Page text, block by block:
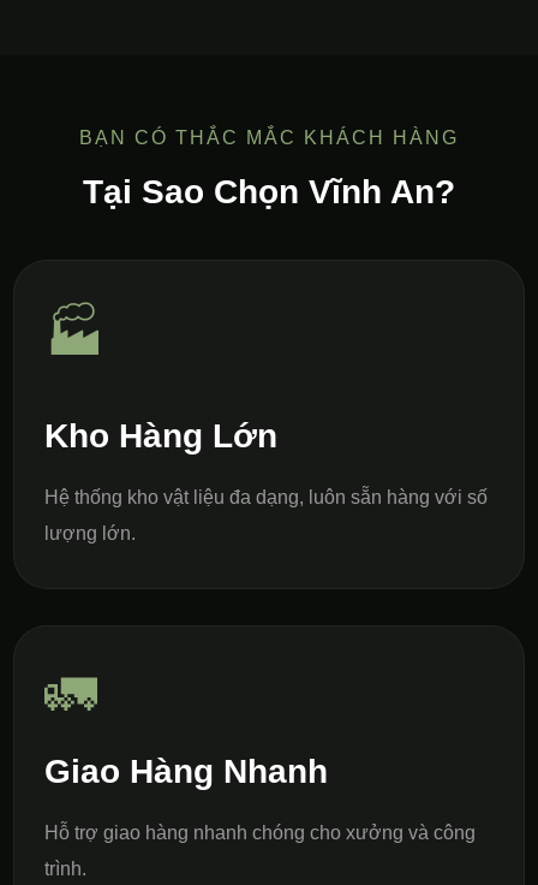
BẠN CÓ THẮC MẮC KHÁCH HÀNG
Tại Sao Chọn Vĩnh An?
🏭
Kho Hàng Lớn
Hệ thống kho vật liệu đa dạng, luôn sẵn hàng với số
lượng lớn.
🚛
Giao Hàng Nhanh
Hỗ trợ giao hàng nhanh chóng cho xưởng và công
trình.